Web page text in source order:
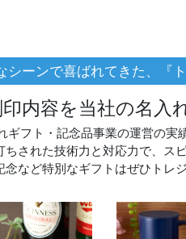
シーンで喜ばれてきた、『
内容を当社の名入
ギフト・記念品事業の運営の実績
された技術力と対応力で、ス
など特別なギフトはぜひトレ